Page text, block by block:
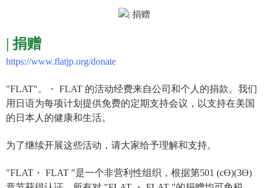
|捐赠
https://www.flatjp.org/donate
"FLAT"。・ FLAT 的活动经费来自公司和个人的捐款。我们
用日语为每项计划提供免费的定期支持会议，以支持在美国
的日本人的健康和生活。
为了继续开展这些活动，请大家给予理解和支持。
"FLAT・ FLAT "是一个非营利性组织，根据第501 (cƟ)(3Ɵ)